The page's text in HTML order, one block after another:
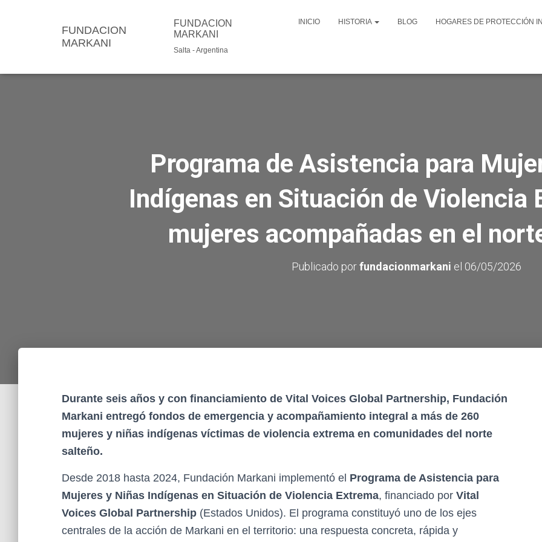
FUNDACION
MARKANI
FUNDACION
MARKANI
Salta - Argentina
INICIO HISTORIA BLOG HOGARES DE PROTECCIÓN
Programa de Asistencia para
Indígenas en Situación de Violencia
mujeres acompañadas en el
Publicado porfundacionmarkani el 06/05/2026
Durante seis años y con financiamiento de Vital Voices Global Partnership, Fundación
Markani entregó fondos de emergencia y acompañamiento integral a más de 260
mujeres y niñas indígenas víctimas de violencia extrema en comunidades del norte
salteño.
Desde 2018 hasta 2024, Fundación Markani implementó el Programa de Asistencia para
Mujeres y Niñas Indígenas en Situación de Violencia Extrema, financiado por Vital
Voices Global Partnership (Estados Unidos). El programa constituyó uno de los ejes
centrales de la acción de Markani en el territorio: una respuesta concreta, rápida y